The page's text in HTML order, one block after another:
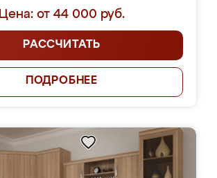
Цена: от 44 000 руб.
РАССЧИТАТЬ
ПОДРОБНЕЕ